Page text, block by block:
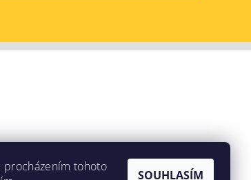
procházením tohoto
SOUHLASÍM